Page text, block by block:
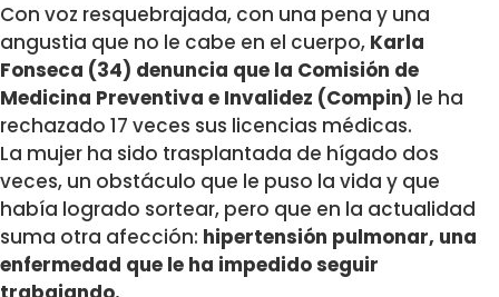
Con voz resquebrajada, con una pena y una
angustia que no le cabe en el cuerpo, Karla
Fonseca (34) denuncia que la Comisión de
Medicina Preventiva e Invalidez (Compin) le ha
rechazado 17 veces sus licencias médicas.
La mujer ha sido trasplantada de hígado dos
veces, un obstáculo que le puso la vida y que
había logrado sortear, pero que en la actualidad
suma otra afección: hipertensión pulmonar, una
enfermedad que le ha impedido seguir